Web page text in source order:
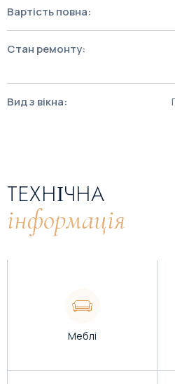
Вартість повна:
Стан ремонту:
Вид з вікна:
ТЕХНІЧНА
інформація
Меблі